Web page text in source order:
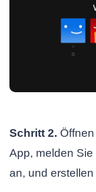
Schritt 2.
App, melden
an, und